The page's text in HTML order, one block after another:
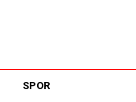
SPOR